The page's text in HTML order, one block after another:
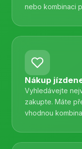
nebo kombinaci
Nákup
Vyhledávejte
zakupte. Máte
vhodnou